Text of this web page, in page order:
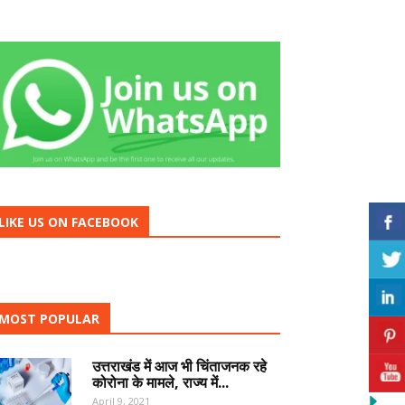
US ON FACEBOOK
POPULAR
उत्तराखंड में आज भी चिंताजनक रहे
कोरोना के मामले, राज्य में...
April 9, 2021